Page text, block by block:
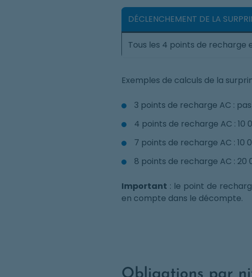
DÉCLENCHEMENT DE LA
Tous les 4 points de recharge
Exemples de calculs de la
3 points de recharge AC :
4 points de recharge AC : 10
7 points de recharge AC : 10
8 points de recharge AC : 20
Important : le point de
en compte dans le décompte.